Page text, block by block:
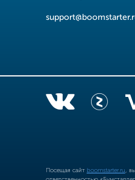
Посещая сайт boomstarter.ru ,